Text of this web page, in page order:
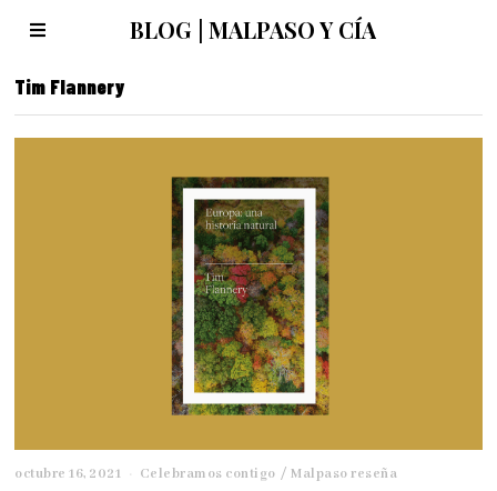
BLOG | MALPASO Y CÍA
Tim Flannery
octubre 16, 2021 Celebramos contigo / Malpaso reseña